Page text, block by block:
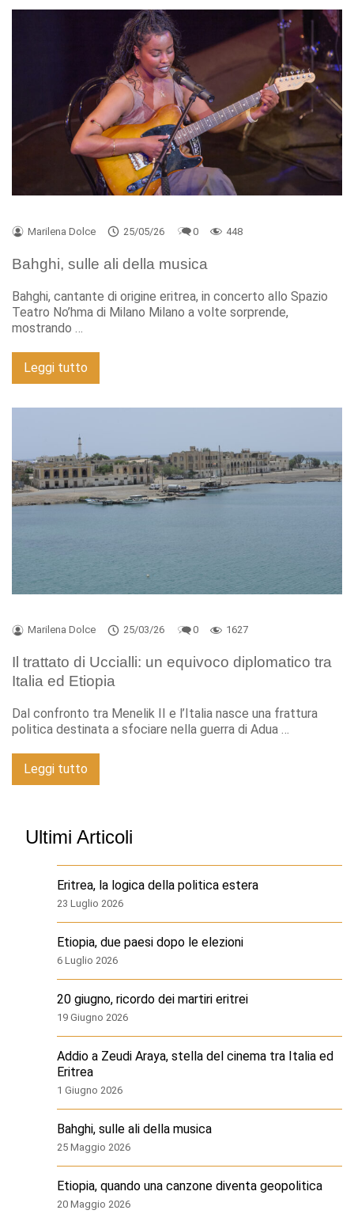
Marilena Dolce 25/05/26 0 448
Bahghi, sulle ali della musica
Bahghi, cantante di origine eritrea, in concerto allo Spazio
Teatro No’hma di Milano Milano a volte sorprende,
mostrando …
Leggi tutto
Marilena Dolce 25/03/26 0 1627
Il trattato di Uccialli: un equivoco diplomatico tra
Italia ed Etiopia
Dal confronto tra Menelik II e l’Italia nasce una frattura
politica destinata a sfociare nella guerra di Adua …
Leggi tutto
Ultimi Articoli
Eritrea, la logica della politica estera
23 Luglio 2026
Etiopia, due paesi dopo le elezioni
6 Luglio 2026
20 giugno, ricordo dei martiri eritrei
19 Giugno 2026
Addio a Zeudi Araya, stella del cinema tra Italia ed
Eritrea
1 Giugno 2026
Bahghi, sulle ali della musica
25 Maggio 2026
Etiopia, quando una canzone diventa geopolitica
20 Maggio 2026